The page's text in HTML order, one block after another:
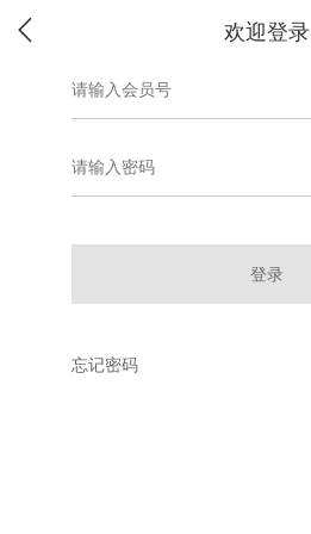
欢迎登录
登录
忘记密码